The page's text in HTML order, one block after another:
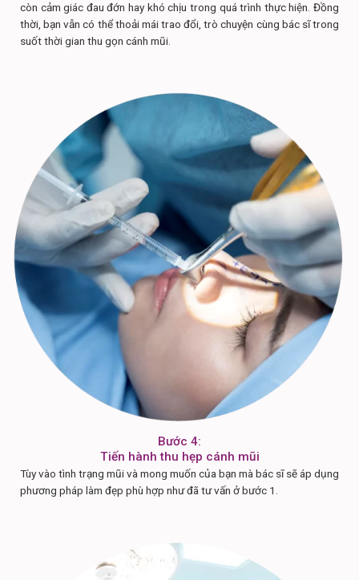
còn cảm giác đau đớn hay khó chịu trong quá trình thực hiện. Đồng
thời, bạn vẫn có thể thoải mái trao đổi, trò chuyện cùng bác sĩ trong
suốt thời gian thu gọn cánh mũi.
Bước 4:
Tiến hành thu hẹp cánh mũi
Tùy vào tình trạng mũi và mong muốn của bạn mà bác sĩ sẽ áp dụng
phương pháp làm đẹp phù hợp như đã tư vấn ở bước 1.